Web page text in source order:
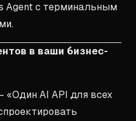
Agent с терминальным
в ваши бизнес-
«Один AI API для всех